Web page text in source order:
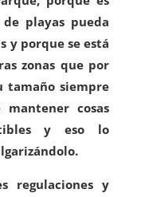
playas pueda
y porque se está
zonas que por
tamaño siempre
cosas
y eso lo
regulaciones y